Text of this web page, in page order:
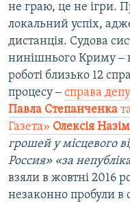
не граю, це не ігри.
локальний успіх,
дистанція. Судова
нинішнього Криму ‒
роботі близько 12
процесу ‒справа
Павла Степанченка
Газета» Олексія
грошей у місцевого
Россия» «за
взяли в жовтні 2016
незаконно пробули в